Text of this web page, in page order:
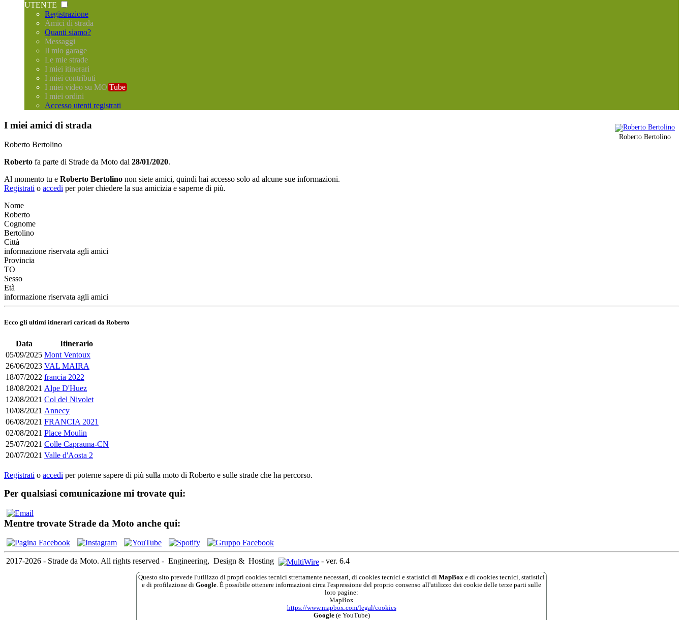
UTENTE
Registrazione
Amici di strada
Quanti siamo?
Messaggi
Il mio garage
Le mie strade
I miei itinerari
I miei contributi
I miei video su MO Tube
I miei ordini
Accesso utenti registrati
Roberto Bertolino
I miei amici di strada
Roberto Bertolino
Roberto fa parte di Strade da Moto dal 28/01/2020.
Al momento tu e Roberto Bertolino non siete amici, quindi hai accesso solo ad alcune sue informazioni.
Registrati o accedi per poter chiedere la sua amicizia e saperne di più.
Nome
Roberto
Cognome
Bertolino
Città
informazione riservata agli amici
Provincia
TO
Sesso
Età
informazione riservata agli amici
Ecco gli ultimi itinerari caricati da Roberto
Data
Itinerario
05/09/2025 Mont Ventoux
26/06/2023 VAL MAIRA
18/07/2022 francia 2022
18/08/2021 Alpe D'Huez
12/08/2021 Col del Nivolet
10/08/2021 Annecy
06/08/2021 FRANCIA 2021
02/08/2021 Place Moulin
25/07/2021 Colle Caprauna-CN
20/07/2021 Valle d'Aosta 2
Registrati o accedi per poterne sapere di più sulla moto di Roberto e sulle strade che ha percorso.
Per qualsiasi comunicazione mi trovate qui:
Mentre trovate Strade da Moto anche qui:
2017-2026 - Strade da Moto. All rights reserved - Engineering, Design & Hosting - ver. 6.4
Questo sito prevede l'utilizzo di propri cookies tecnici strettamente necessari, di cookies tecnici e statistici di MapBox e di cookies tecnici, statistici
e di profilazione di Google . È possibile ottenere informazioni circa l'espressione del proprio consenso all'utilizzo dei cookie delle terze parti sulle
loro pagine:
MapBox
https://www.mapbox.com/legal/cookies
Google(e YouTube)